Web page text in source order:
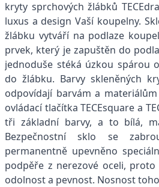
kryty sprchových žlábků
luxus a design Vaší koupelny.
žlábku vytváří na podlaze
prvek, který je zapuštěn do
jednoduše stéká úzkou spárou
do žlábku. Barvy skleněných
odpovídají barvám a
ovládací tlačítka TECEsquare a
tři základní barvy, a to bílá,
Bezpečnostní sklo se
permanentně upevněno
podpěře z nerezové oceli,
odolnost a pevnost. Nosnost